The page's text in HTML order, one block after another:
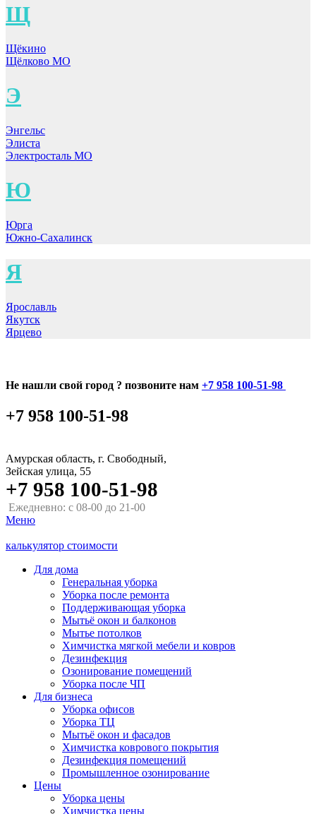
Щ
Щёкино
Щёлково МО
Э
Энгельс
Элиста
Электросталь МО
Ю
Юрга
Южно-Сахалинск
Я
Ярославль
Якутск
Ярцево
Не нашли свой город ? позвоните нам +7 958 100-51-98
+7 958 100-51-98
Амурская область, г. Свободный,
Зейская улица, 55
+7 958 100-51-98
Ежедневно: с 08-00 до 21-00
Меню
калькулятор стоимости
Для дома
Генеральная уборка
Уборка после ремонта
Поддерживающая уборка
Мытьё окон и балконов
Мытье потолков
Химчистка мягкой мебели и ковров
Дезинфекция
Озонирование помещений
Уборка после ЧП
Для бизнеса
Уборка офисов
Уборка ТЦ
Мытьё окон и фасадов
Химчистка коврового покрытия
Дезинфекция помещений
Промышленное озонирование
Цены
Уборка цены
Химчистка цены